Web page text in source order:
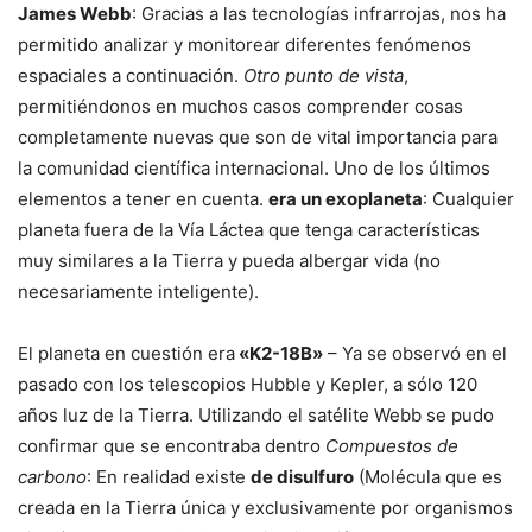
James Webb: Gracias a las tecnologías infrarrojas, nos ha
permitido analizar y monitorear diferentes fenómenos
espaciales a continuación. Otro punto de vista,
permitiéndonos en muchos casos comprender cosas
completamente nuevas que son de vital importancia para
la comunidad científica internacional. Uno de los últimos
elementos a tener en cuenta. era un exoplaneta: Cualquier
planeta fuera de la Vía Láctea que tenga características
muy similares a la Tierra y pueda albergar vida (no
necesariamente inteligente).
El planeta en cuestión era «K2-18B» – Ya se observó en el
pasado con los telescopios Hubble y Kepler, a sólo 120
años luz de la Tierra. Utilizando el satélite Webb se pudo
confirmar que se encontraba dentro Compuestos de
carbono: En realidad existe de disulfuro (Molécula que es
creada en la Tierra única y exclusivamente por organismos